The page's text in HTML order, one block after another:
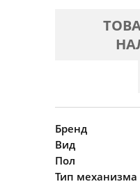
Бренд
Вид
Пол
Тип механизма